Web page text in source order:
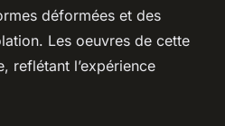
déformées et des
Les oeuvres de cette
reflétant l’expérience